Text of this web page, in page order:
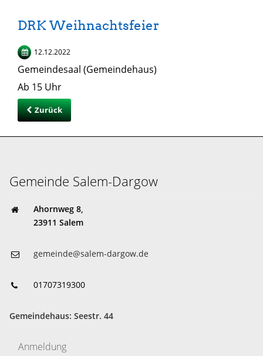
DRK Weihnachtsfeier
12.12.2022
Gemeindesaal (Gemeindehaus)
Ab 15 Uhr
Zurück
Gemeinde Salem-Dargow
Ahornweg 8,
23911 Salem
gemeinde@salem-dargow.de
01707319300
Gemeindehaus: Seestr. 44
Anmeldung